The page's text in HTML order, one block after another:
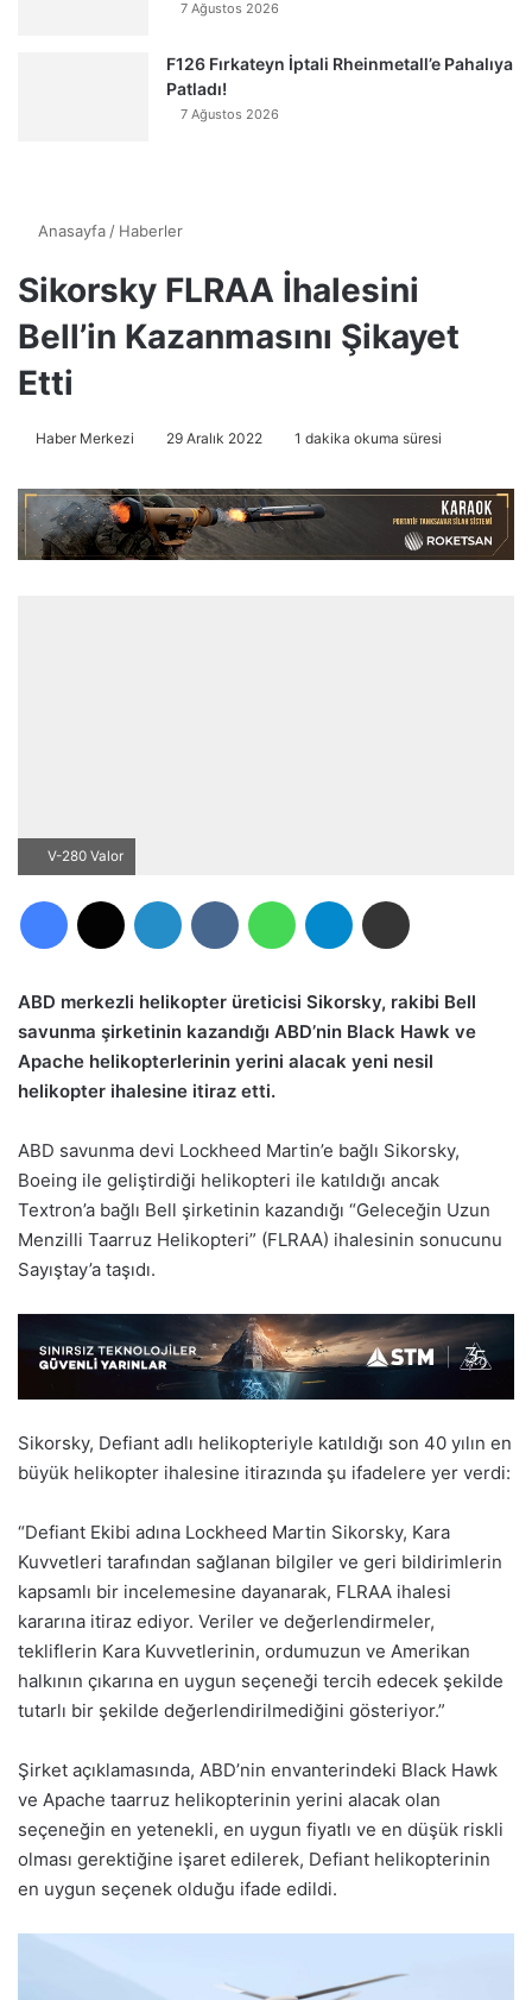
7 Ağustos 2026
F126 Fırkateyn İptali Rheinmetall’e Pahalıya
Patladı!
7 Ağustos 2026